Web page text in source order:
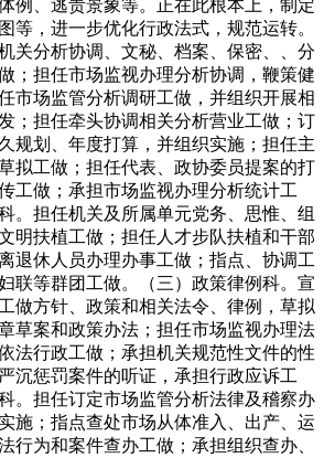
例、逃责景象等。正在此根本上，制定
等，进一步优化行政法式，规范运转。
关分析协调、文秘、档案、保密、、分
；担任市场监视办理分析协调，鞭策健
市场监管分析调研工做，并组织开展相
；担任牵头协调相关分析营业工做；订
规划、年度打算，并组织实施；担任主
拟工做；担任代表、政协委员提案的打
工做；承担市场监视办理分析统计工
。担任机关及所属单元党务、思惟、组
明扶植工做；担任人才步队扶植和干部
退休人员办理办事工做；指点、协调工
联等群团工做。（三）政策律例科。宣
做方针、政策和相关法令、律例，草拟
草案和政策办法；担任市场监视办理法
法行政工做；承担机关规范性文件的性
沉惩罚案件的听证，承担行政应诉工
。担任订定市场监管分析法律及稽察办
施；指点查处市场从体准入、出产、运
行为和案件查办工做；承担组织查办、